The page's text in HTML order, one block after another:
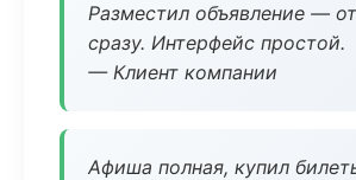
Разместил объявление —
сразу. Интерфейс простой.
— Клиент компании
Афиша полная, купил